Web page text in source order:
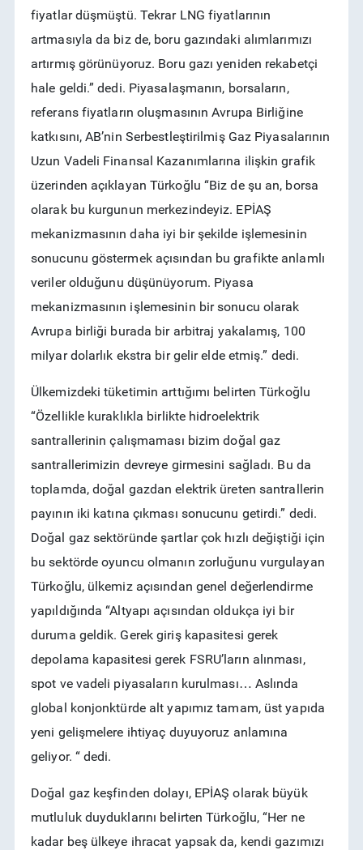
fiyatlar düşmüştü. Tekrar LNG fiyatlarının
artmasıyla da biz de, boru gazındaki alımlarımızı
artırmış görünüyoruz. Boru gazı yeniden rekabetçi
hale geldi.” dedi. Piyasalaşmanın, borsaların,
referans fiyatların oluşmasının Avrupa Birliğine
katkısını, AB’nin Serbestleştirilmiş Gaz Piyasalarının
Uzun Vadeli Finansal Kazanımlarına ilişkin grafik
üzerinden açıklayan Türkoğlu “Biz de şu an, borsa
olarak bu kurgunun merkezindeyiz. EPİAŞ
mekanizmasının daha iyi bir şekilde işlemesinin
sonucunu göstermek açısından bu grafikte anlamlı
veriler olduğunu düşünüyorum. Piyasa
mekanizmasının işlemesinin bir sonucu olarak
Avrupa birliği burada bir arbitraj yakalamış, 100
milyar dolarlık ekstra bir gelir elde etmiş.” dedi.
Ülkemizdeki tüketimin arttığımı belirten Türkoğlu
“Özellikle kuraklıkla birlikte hidroelektrik
santrallerinin çalışmaması bizim doğal gaz
santrallerimizin devreye girmesini sağladı. Bu da
toplamda, doğal gazdan elektrik üreten santrallerin
payının iki katına çıkması sonucunu getirdi.” dedi.
Doğal gaz sektöründe şartlar çok hızlı değiştiği için
bu sektörde oyuncu olmanın zorluğunu vurgulayan
Türkoğlu, ülkemiz açısından genel değerlendirme
yapıldığında “Altyapı açısından oldukça iyi bir
duruma geldik. Gerek giriş kapasitesi gerek
depolama kapasitesi gerek FSRU’ların alınması,
spot ve vadeli piyasaların kurulması… Aslında
global konjonktürde alt yapımız tamam, üst yapıda
yeni gelişmelere ihtiyaç duyuyoruz anlamına
geliyor. “ dedi.
Doğal gaz keşfinden dolayı, EPİAŞ olarak büyük
mutluluk duyduklarını belirten Türkoğlu, “Her ne
kadar beş ülkeye ihracat yapsak da, kendi gazımızı